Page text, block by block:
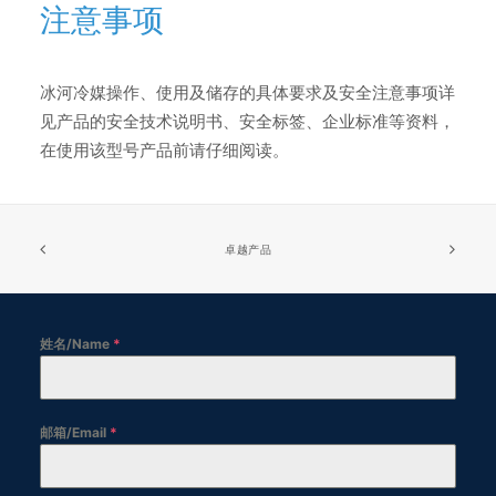
注意事项
冰河冷媒操作、使用及储存的具体要求及安全注意事项详
见产品的安全技术说明书、安全标签、企业标准等资料，
在使用该型号产品前请仔细阅读。
卓越产品
姓名/Name *
邮箱/Email *